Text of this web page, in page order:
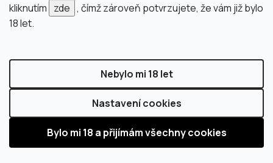
kliknutím zde , čímž zároveň potvrzujete, že vám již bylo
18 let.
Nebylo mi 18 let
Nastavení cookies
Šumivá vína podle původu
Crémant 3